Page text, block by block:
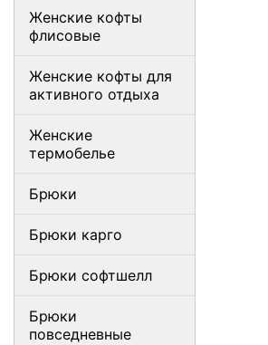
Женские кофты
флисовые
Женские кофты для
активного отдыха
Женские
термобелье
Брюки
Брюки карго
Брюки софтшелл
Брюки
повседневные